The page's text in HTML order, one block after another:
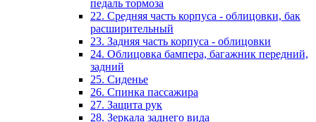
педаль тормоза
22. Средняя часть корпуса - облицовки, бак
расширительный
23. Задняя часть корпуса - облицовки
24. Облицовка бампера, багажник передний,
задний
25. Сиденье
26. Спинка пассажира
27. Защита рук
28. Зеркала заднего вида